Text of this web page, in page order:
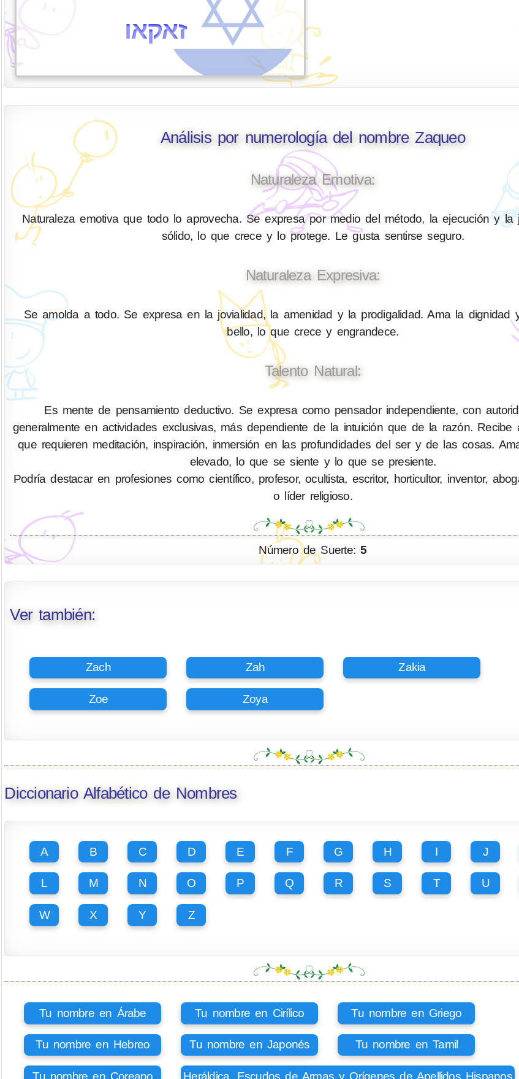
זאקאו
Análisis por numerología del nombre Zaqueo
Naturaleza Emotiva:
Naturaleza emotiva que todo lo aprovecha. Se expresa por medio del método, la ejecución y la
sólido, lo que crece y lo protege. Le gusta sentirse seguro.
Naturaleza Expresiva:
Se amolda a todo. Se expresa en la jovialidad, la amenidad y la prodigalidad. Ama la dignidad
bello, lo que crece y engrandece.
Talento Natural:
Es mente de pensamiento deductivo. Se expresa como pensador independiente, con
generalmente en actividades exclusivas, más dependiente de la intuición que de la razón. Recibe
que requieren meditación, inspiración, inmersión en las profundidades del ser y de las cosas.
elevado, lo que se siente y lo que se presiente.
Podría destacar en profesiones como científico, profesor, ocultista, escritor, horticultor, inventor,
o líder religioso.
Número de Suerte:5
Ver también:
Zach Zah Zakia
Zoe Zoya
Diccionario Alfabético de Nombres
A B C D E F G H I J
L M N O P Q R S T U
W X Y Z
Tu nombre en Árabe Tu nombre en Cirílico Tu nombre en Griego
Tu nombre en Hebreo Tu nombre en Japonés Tu nombre en Tamil
Tu nombre en Coreano Heráldica, Escudos de Armas y Orígenes de Apellidos Hispanos